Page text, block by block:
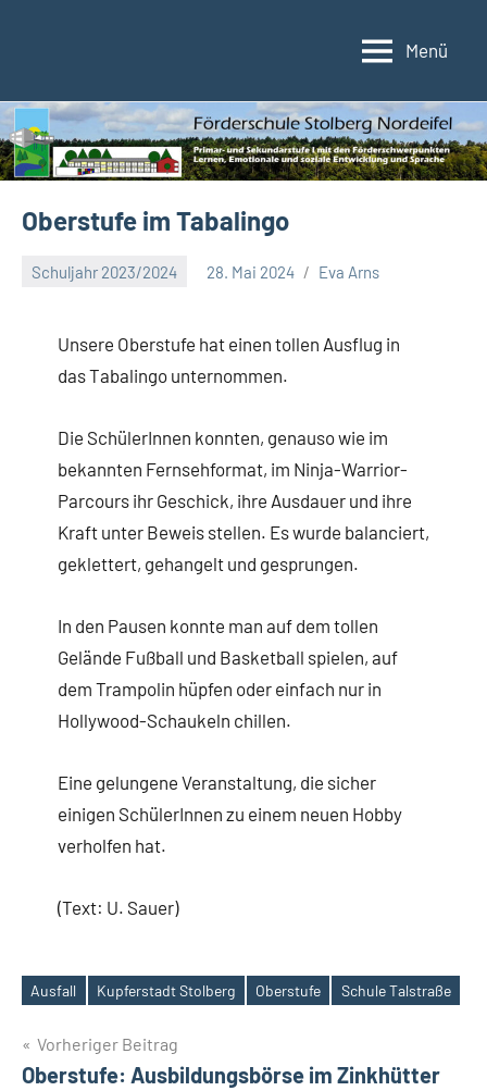
Stolberg/Nordeifel
Verbund
der
Kupferstadt
Menü
Oberstufe im Tabalingo
Schuljahr 2023/2024 28. Mai 2024 Eva Arns
Unsere Oberstufe hat einen tollen Ausflug in
das Tabalingo unternommen.
Die SchülerInnen konnten, genauso wie im
bekannten Fernsehformat, im Ninja-Warrior-
Parcours ihr Geschick, ihre Ausdauer und ihre
Kraft unter Beweis stellen. Es wurde balanciert,
geklettert, gehangelt und gesprungen.
In den Pausen konnte man auf dem tollen
Gelände Fußball und Basketball spielen, auf
dem Trampolin hüpfen oder einfach nur in
Hollywood-Schaukeln chillen.
Eine gelungene Veranstaltung, die sicher
einigen SchülerInnen zu einem neuen Hobby
verholfen hat.
(Text: U. Sauer)
Schlagwörter
Ausfall Kupferstadt Stolberg Oberstufe Schule Talstraße
Beitragsnavigation
Vorheriger Beitrag
Oberstufe: Ausbildungsbörse im Zinkhütter